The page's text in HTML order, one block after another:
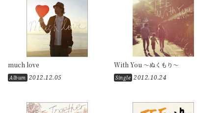
much love
Album 2012.12.05
With You ～ぬくもり～
Single 2012.10.24